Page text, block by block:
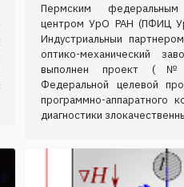
Пермским федеральным
центром УрО РАН (ПФИЦ
Индустриальныи
оптико-механический
выполнен проект (№
Федеральной целевой
программно-аппаратного
диагностики